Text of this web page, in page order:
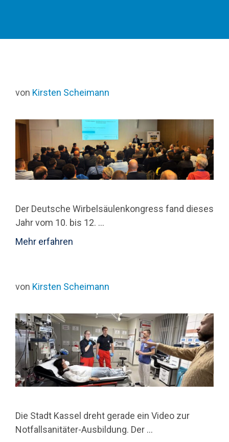
von Kirsten Scheimann
Der Deutsche Wirbelsäulenkongress fand dieses
Jahr vom 10. bis 12. …
Mehr erfahren
von Kirsten Scheimann
Die Stadt Kassel dreht gerade ein Video zur
Notfallsanitäter-Ausbildung. Der ...